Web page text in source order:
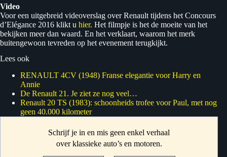
Video
Voor een uitgebreid videoverslag over Renault tijdens het Concours
d’Elégance 2016 klikt u hier. Het filmpje is het de moeite van het
bekijken meer dan waard. En het verklaart, waarom het merk
buitengewoon tevreden op het evenement terugkijkt.
Lees ook
RENAULT 4CV (1948) Franse elegantie voor Harry en
Annie
De Renault 21. Je ziet ze nog veel…
Renault 20 TS (1983): schoonheids trofee voor Paul, met nog
geen 40.000 kilometer
Schrijf je in en mis geen enkel verhaal
over klassieke auto’s en motoren.